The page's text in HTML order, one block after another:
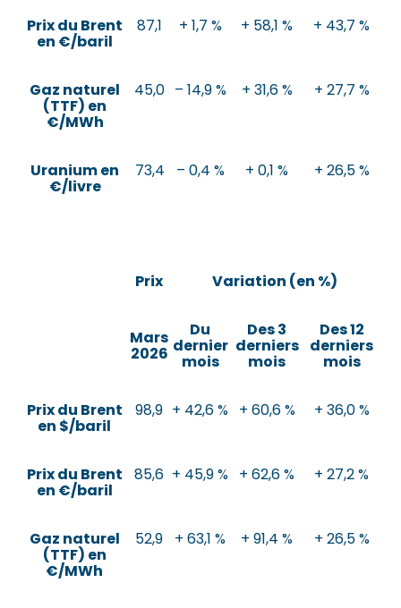
Prix du Brent
en €/baril
87,1 + 1,7 % + 58,1 % + 43,7 %
Gaz naturel
(TTF) en
€/MWh
45,0 – 14,9 % + 31,6 % + 27,7 %
Uranium en
€/livre
73,4 – 0,4 % + 0,1 % + 26,5 %
Prix Variation (en %)
Mars
2026
Du
dernier
mois
Des 3
derniers
mois
Des 12
derniers
mois
Prix du Brent
en $/baril
98,9 + 42,6 % + 60,6 % + 36,0 %
Prix du Brent
en €/baril
85,6 + 45,9 % + 62,6 % + 27,2 %
Gaz naturel
(TTF) en
€/MWh
52,9 + 63,1 % + 91,4 % + 26,5 %